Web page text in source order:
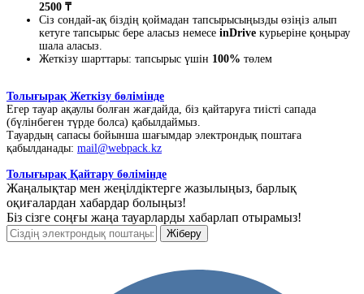
2500 ₸
Сіз сондай-ақ біздің қоймадан тапсырысыңызды өзіңіз алып
кетуге тапсырыс бере аласыз немесе inDrive курьеріне қоңырау
шала аласыз.
Жеткізу шарттары: тапсырыс үшін 100% төлем
Толығырақ Жеткізу бөлімінде
Егер тауар ақаулы болған жағдайда, біз қайтаруға тиісті сапада
(бүлінбеген түрде болса) қабылдаймыз.
Тауардың сапасы бойынша шағымдар электрондық поштаға
қабылданады: mail@webpack.kz
Толығырақ Қайтару бөлімінде
Жаңалықтар мен жеңілдіктерге жазылыңыз, барлық
оқиғалардан хабардар болыңыз!
Біз сізге соңғы жаңа тауарларды хабарлап отырамыз!